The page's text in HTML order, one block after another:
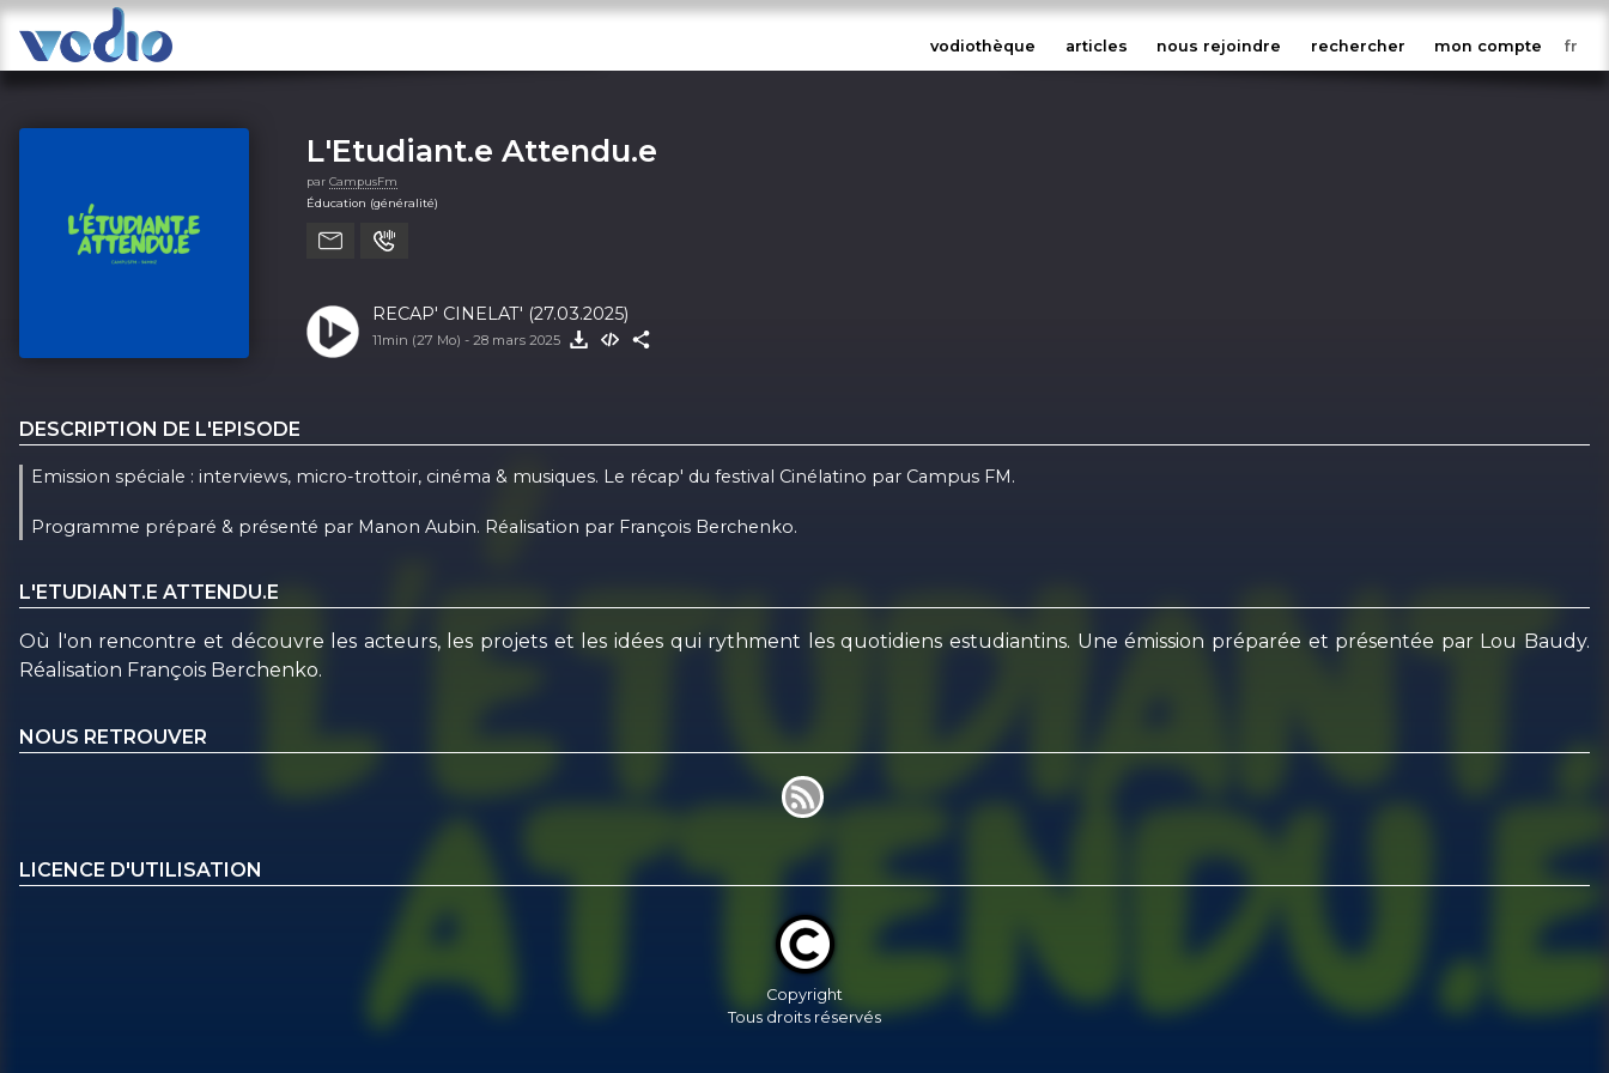
vodiothèque articles nous rejoindre rechercher mon compte
L'Etudiant.e Attendu.e
par CampusFm
Éducation (généralité)
RECAP' CINELAT' (27.03.2025)
11min (27 Mo) - 28 mars 2025
DESCRIPTION DE L'EPISODE
Emission spéciale : interviews, micro-trottoir, cinéma & musiques. Le récap' du festival Cinélatino par Campus FM.
Programme préparé & présenté par Manon Aubin. Réalisation par François Berchenko.
L'ETUDIANT.E ATTENDU.E
Où l'on rencontre et découvre les acteurs, les projets et les idées qui rythment les quotidiens estudiantins. Une émission préparée et présentée par Lou Baudy.
Réalisation François Berchenko.
NOUS RETROUVER
LICENCE D'UTILISATION
Copyright
Tous droits réservés